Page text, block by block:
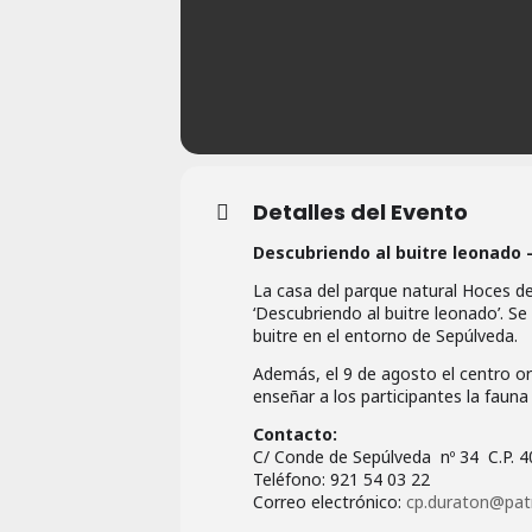
Detalles del Evento
Descubriendo al buitre leonado
La casa del parque natural Hoces
‘Descubriendo al buitre leonado’.
buitre en el entorno de Sepúlveda.
Además, el 9 de agosto el centro
enseñar a los participantes la
Contacto:
C/ Conde de Sepúlveda nº 34 C.P.
Teléfono: 921 54 03 22
Correo electrónico: